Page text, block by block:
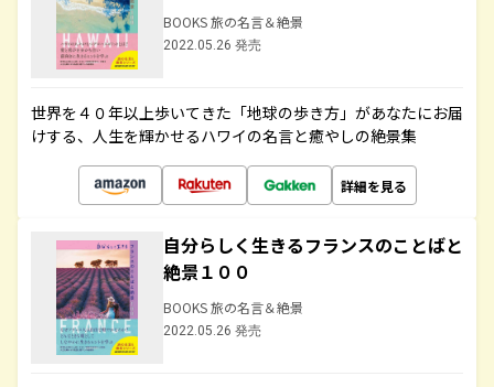
BOOKS 旅の名言＆絶景
2022.05.26 発売
世界を４０年以上歩いてきた「地球の歩き方」があなたにお届
けする、人生を輝かせるハワイの名言と癒やしの絶景集
詳細を見る
自分らしく生きるフランスのことばと
絶景１００
BOOKS 旅の名言＆絶景
2022.05.26 発売